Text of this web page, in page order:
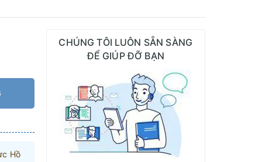
Hồ
CHÚNG TÔI LUÔN SẴN SÀNG
ĐỂ GIÚP ĐỠ BẠN